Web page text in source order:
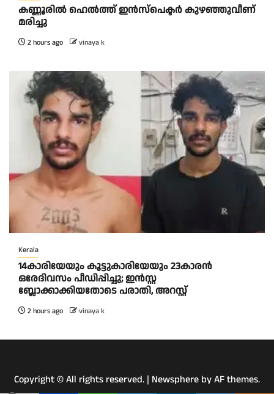
ക​ണ്ണൂ​രി​ൽ ഹെ​ൽ​ത്ത്‌ ഇ​ൻ​സ്‌​പെ​ക്ട​ർ കു​ഴ​ഞ്ഞു​വീ​ണ്
മ​രി​ച്ചു
2 hours ago vinaya k
Kerala
14കാരിയേയും കൂട്ടുകാരിയേയും 23കാരൻ
ഒരേദിവസം പീഡിപ്പിച്ചു; ഇൻസ്റ്റ
ബ്ലോക്കാക്കിയതോടെ പരാതി, അറസ്റ്റ്
2 hours ago vinaya k
Copyright © All rights reserved. | Newsphere by AF themes.